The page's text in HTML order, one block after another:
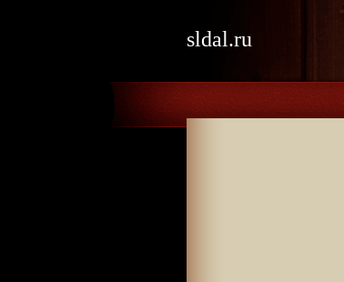
sldal.ru